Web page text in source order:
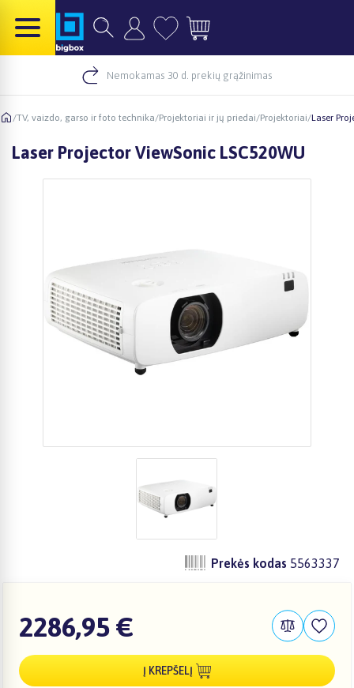
Nemokamas 30 d. prekių grąžinimas
/TV, vaizdo, garso ir foto technika/Projektoriai ir jų priedai/Projektoriai/Laser
Laser Projector ViewSonic LSC520WU
Prekės kodas 5563337
2286,95 €
Į KREPŠELĮ